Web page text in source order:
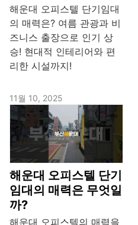
해운대 오피스텔 단기임대
의 매력은? 여름 관광과 비
즈니스 출장으로 인기 상
승! 현대적 인테리어와 편
리한 시설까지!
11월 10, 2025
해운대 오피스텔 단기
임대의 매력은 무엇일
까?
해운대 오피스텔의 매력을